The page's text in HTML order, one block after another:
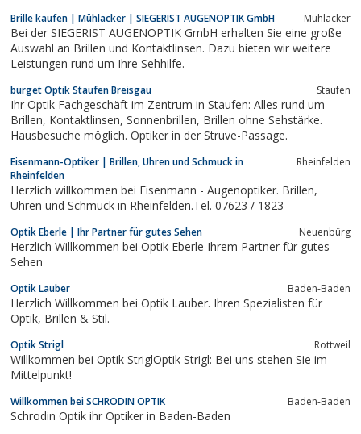
konstanz.de +49 7531 26222
Brille kaufen | Mühlacker | SIEGERIST AUGENOPTIK GmbH Mühlacker
Bei der SIEGERIST AUGENOPTIK GmbH erhalten Sie eine große
Auswahl an Brillen und Kontaktlinsen. Dazu bieten wir weitere
Leistungen rund um Ihre Sehhilfe.
burget Optik Staufen Breisgau Staufen
Ihr Optik Fachgeschäft im Zentrum in Staufen: Alles rund um
Brillen, Kontaktlinsen, Sonnenbrillen, Brillen ohne Sehstärke.
Hausbesuche möglich. Optiker in der Struve-Passage.
Eisenmann-Optiker | Brillen, Uhren und Schmuck in
Rheinfelden
Rheinfelden
Herzlich willkommen bei Eisenmann - Augenoptiker. Brillen,
Uhren und Schmuck in Rheinfelden.Tel. 07623 / 1823
Optik Eberle | Ihr Partner für gutes Sehen Neuenbürg
Herzlich Willkommen bei Optik Eberle Ihrem Partner für gutes
Sehen
Optik Lauber Baden-Baden
Herzlich Willkommen bei Optik Lauber. Ihren Spezialisten für
Optik, Brillen & Stil.
Optik Strigl Rottweil
Willkommen bei Optik StriglOptik Strigl: Bei uns stehen Sie im
Mittelpunkt!
Willkommen bei SCHRODIN OPTIK Baden-Baden
Schrodin Optik ihr Optiker in Baden-Baden